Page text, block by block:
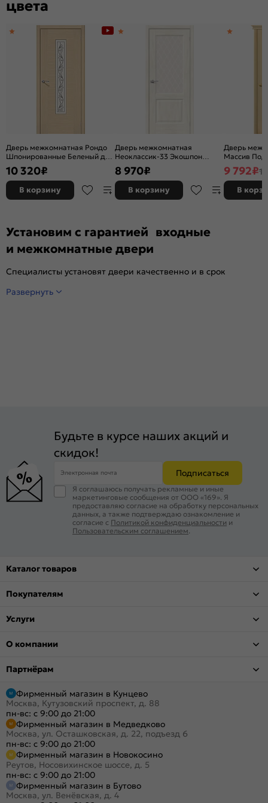
цвета
Дверь межкомнатная Рондо
Шпонированные Беленый дуб,
остекленная, сатинат белый
художественный, каркасно-
щитовая
10 320₽
В корзину
Дверь межкомнатная
Неоклассик-33 Экошпон
Nordic Oak, остекленная,
white сrystal, кромка нет,
филенчатая
8 970₽
В корзину
Дверь
Массив Под
без
9 792₽
В
Установим с гарантией входные
и межкомнатные двери
Специалисты установят двери качественно и в срок
Развернуть
Будьте в курсе наших акций и
скидок!
Электронная почта Подписаться
Я соглашаюсь получать рекламные и иные
маркетинговые сообщения от ООО «169». Я
предоставляю согласие на обработку персональных
данных, а также подтверждаю ознакомление и
согласие с Политикой конфиденциальности и
Пользовательским соглашением.
Каталог товаров
Покупателям
Услуги
О компании
Партнёрам
Фирменный магазин в Кунцево
Москва, Кутузовский проспект, д. 88
пн-вс: с 9:00 до 21:00
Фирменный магазин в Медведково
Москва, ул. Осташковская, д. 22, подъезд 6
пн-вс: с 9:00 до 21:00
Фирменный магазин в Новокосино
Реутов, Носовихинское шоссе, д. 5
пн-вс: с 9:00 до 21:00
Фирменный магазин в Бутово
Москва, ул. Венёвская, д. 4